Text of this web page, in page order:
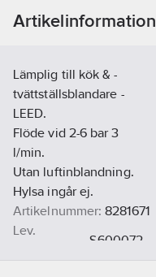
Artikelinformation
Lämplig till kök & -
tvättställsblandare -
LEED.
Flöde vid 2-6 bar 3
l/min.
Utan luftinblandning.
Hylsa ingår ej.
Artikelnummer: 8281671
Lev.
S600072